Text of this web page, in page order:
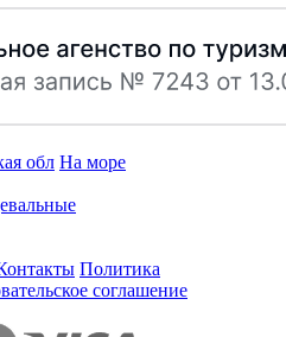
обл На море
Политика
соглашение